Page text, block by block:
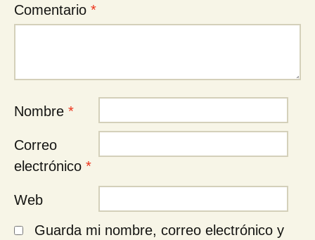
Comentario *
Nombre *
Correo
electrónico *
Web
Guarda mi nombre, correo electrónico y